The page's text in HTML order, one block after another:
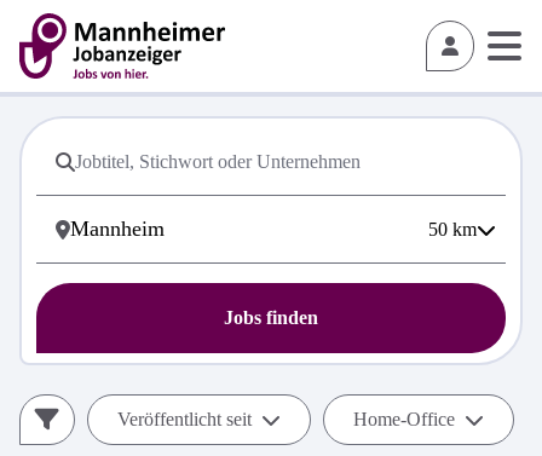
50 km
Jobs finden
Veröffentlicht seit Home-Office